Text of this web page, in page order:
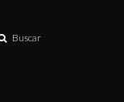
Buscar